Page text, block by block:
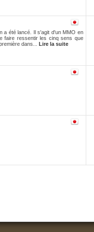
a été lancé. Il s'agit d'un MMO en
faire ressentir les cinq sens que
dans... Lire la suite